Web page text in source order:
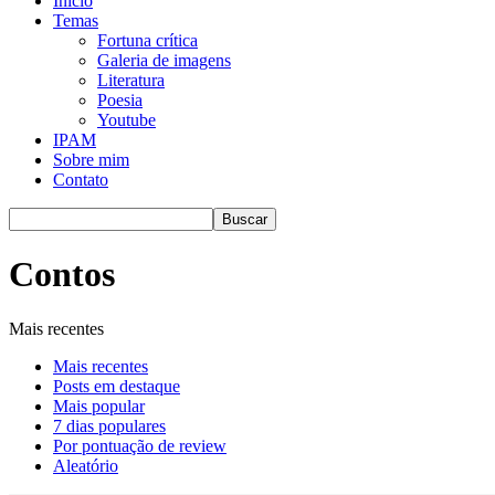
Temas
Fortuna crítica
Galeria de imagens
Literatura
Poesia
Youtube
IPAM
Sobre mim
Contato
Contos
Mais recentes
Mais recentes
Posts em destaque
Mais popular
7 dias populares
Por pontuação de review
Aleatório